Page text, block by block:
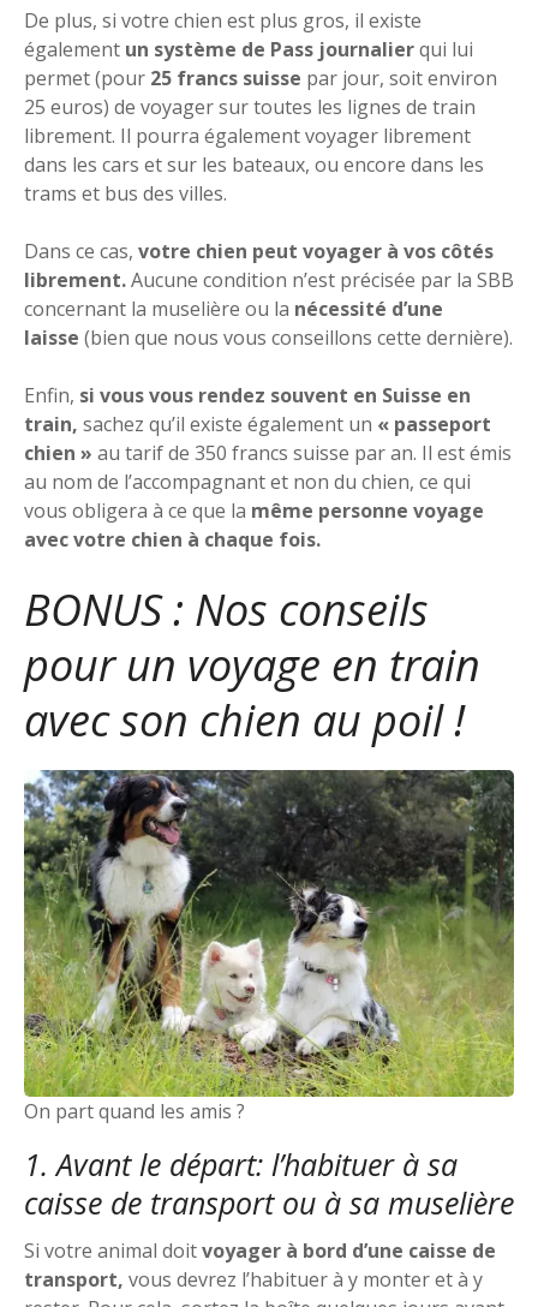
De plus, si votre chien est plus gros, il existe
également un système de Pass journalierqui lui
permet (pour 25 francs suisse par jour, soit environ
25 euros) de voyager sur toutes les lignes de train
librement. Il pourra également voyager librement
dans les cars et sur les bateaux, ou encore dans les
trams et bus des villes.
Dans ce cas, votre chien peut voyager à vos côtés
librement.Aucune condition n’est précisée par la SBB
concernant la muselière ou la nécessité d’une
laisse (bien que nous vous conseillons cette dernière).
Enfin, si vous vous rendez souvent en Suisse en
train, sachez qu’il existe également un « passeport
chien » au tarif de 350 francs suisse par an. Il est émis
au nom de l’accompagnant et non du chien, ce qui
vous obligera à ce que la même personne voyage
avec votre chien à chaque fois.
BONUS : Nos conseils
pour un voyage en train
avec son chien au poil !
On part quand les amis ?
1. Avant le départ: l’habituer à sa
caisse de transport ou à sa muselière
Si votre animal doitvoyager à bord d’une caisse de
transport, vous devrez l’habituer à y monter et à y